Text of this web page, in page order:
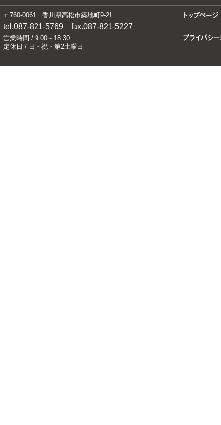
〒760-0061 香川県高松市築地町9-21
tel.087-821-5769 fax.087-821-5227
営業時間 / 9:00～18:30
定休日 / 日・祝・第2土曜日